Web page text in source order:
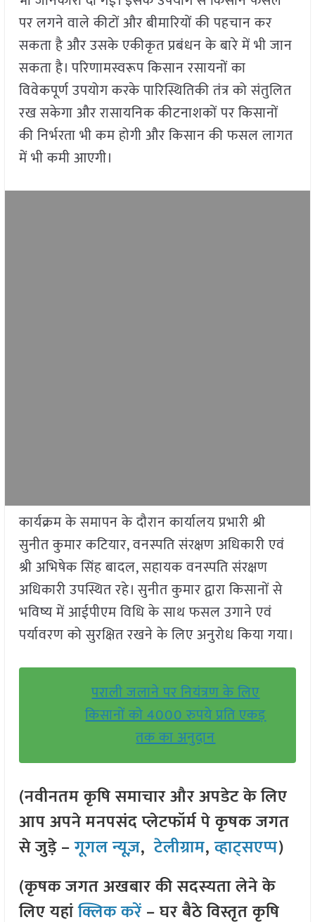
पर लगने वाले कीटों और बीमारियों की पहचान कर
सकता है और उसके एकीकृत प्रबंधन के बारे में भी जान
सकता है। परिणामस्वरूप किसान रसायनों का
विवेकपूर्ण उपयोग करके पारिस्थितिकी तंत्र को संतुलित
रख सकेगा और रासायनिक कीटनाशकों पर किसानों
की निर्भरता भी कम होगी और किसान की फसल लागत
में भी कमी आएगी।
कार्यक्रम के समापन के दौरान कार्यालय प्रभारी श्री
सुनीत कुमार कटियार, वनस्पति संरक्षण अधिकारी एवं
श्री अभिषेक सिंह बादल, सहायक वनस्पति संरक्षण
अधिकारी उपस्थित रहे। सुनीत कुमार द्वारा किसानों से
भविष्य में आईपीएम विधि के साथ फसल उगाने एवं
पर्यावरण को सुरक्षित रखने के लिए अनुरोध किया गया।
पराली जलाने पर नियंत्रण के लिए
किसानों को 4000 रुपये प्रति एकड़
तक का अनुदान
(नवीनतम कृषि समाचार और अपडेट के लिए
आप अपने मनपसंद प्लेटफॉर्म पे कृषक जगत
से जुड़े –गूगल न्यूज़,टेलीग्राम,व्हाट्सएप्प)
(कृषक जगत अखबार की सदस्यता लेने के
लिए यहांक्लिक करें– घर बैठे विस्तृत कृषि